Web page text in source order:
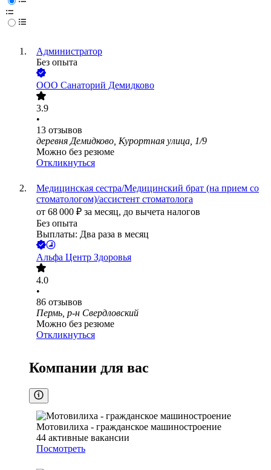
Администратор
Без опыта
ООО Санаторий Демидково
3.9
•
13 отзывов
деревня Демидково, Курортная улица, 1/9
Можно без резюме
Откликнуться
Медицинская сестра/Медицинский брат (на прием со
стоматологом)/ассистент стоматолога
от 68 000 ₽ за месяц, до вычета налогов
Без опыта
Выплаты: Два раза в месяц
Альфа Центр Здоровья
4.0
•
86 отзывов
Пермь, р-н Свердловский
Можно без резюме
Откликнуться
Компании для вас
Мотовилиха - гражданское машиностроение
44 активные вакансии
Посмотреть